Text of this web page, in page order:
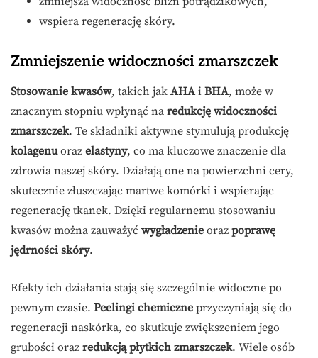
wspiera regenerację skóry.
Zmniejszenie widoczności zmarszczek
Stosowanie kwasów, takich jak AHA i BHA, może w
znacznym stopniu wpłynąć na redukcję widoczności
zmarszczek. Te składniki aktywne stymulują produkcję
kolagenuoraz elastyny, co ma kluczowe znaczenie dla
zdrowia naszej skóry. Działają one na powierzchni cery,
skutecznie złuszczając martwe komórki i wspierając
regenerację tkanek. Dzięki regularnemu stosowaniu
kwasów można zauważyć wygładzenie oraz poprawę
jędrności skóry.
Efekty ich działania stają się szczególnie widoczne po
pewnym czasie. Peelingi chemiczne przyczyniają się do
regeneracji naskórka, co skutkuje zwiększeniem jego
grubości oraz redukcją płytkich zmarszczek. Wiele osób